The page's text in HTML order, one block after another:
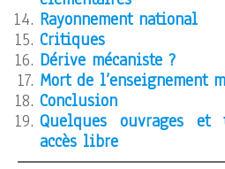
Rayonnement national
Critiques
Dérive mécaniste ?
Mort de l’enseignement
Conclusion
Quelques ouvrages et
accès libre